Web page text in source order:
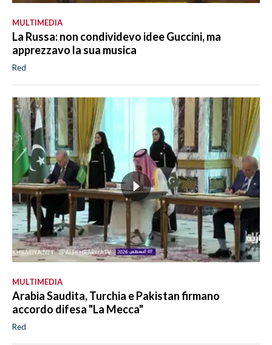
MULTIMEDIA
La Russa: non condividevo idee Guccini, ma
apprezzavo la sua musica
Red
MULTIMEDIA
Arabia Saudita, Turchia e Pakistan firmano
accordo difesa "La Mecca"
Red